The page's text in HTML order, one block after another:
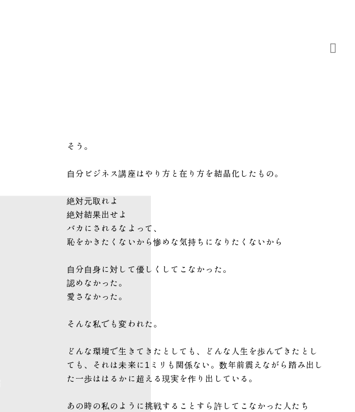
そう。
自分ビジネス講座はやり方と在り方を結晶化したもの。
絶対元取れよ
絶対結果出せよ
バカにされるなよって、
恥をかきたくないから惨めな気持ちになりたくないから
自分自身に対して優しくしてこなかった。
認めなかった。
愛さなかった。
そんな私でも変われた。
どんな環境で生きてきたとしても、どんな人生を歩んできたとし
ても、それは未来に1ミリも関係ない。数年前震えながら踏み出し
た一歩ははるかに超える現実を作り出している。
あの時の私のように挑戦することすら許してこなかった人たち